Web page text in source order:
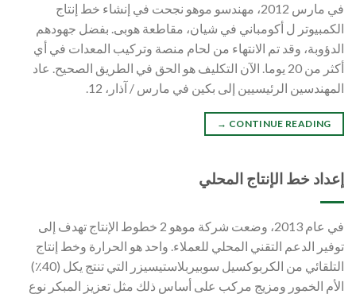
في مارس 2012، مهندسو موهو نجحت في إنشاء خط إنتاج
الكمبيوتر ل أكومباني في شيان، مقاطعة هوبى. بفضل جهودهم
الدؤوبة، وقد تم الانتهاء من لحام منصة وتركيب المعدات في أي
أكثر من 20 يوما. الآن التكليف هو الحق في الطريق الصحيح. عاد
المهندسين الرئيسيين إلى بكين في مارس / آذار، 12.
CONTINUE READING
→
إعداد خط الإنتاج المحلي
في عام 2013، وضعت شركة موهو 2 خطوط الإنتاج تهدف إلى
توفير الدعم التقني المحلي للعملاء. واحد هو الحرارة وخط إنتاج
التلقائي من الكربوكسيل سوبيربلاستيسيزر التي تنتج يكل (40٪)
الأم الخمور ومزيج مركب على أساس ذلك مثل تعزيز المبكر نوع